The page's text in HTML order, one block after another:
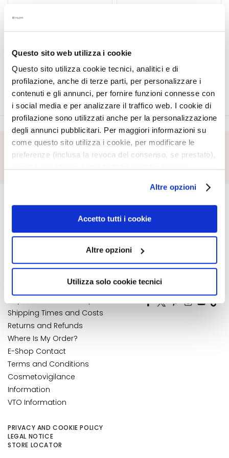
Questo sito web utilizza i cookie
Questo sito utilizza cookie tecnici, analitici e di
profilazione, anche di terze parti, per personalizzare i
contenuti e gli annunci, per fornire funzioni connesse con
i social media e per analizzare il traffico web. I cookie di
profilazione sono utilizzati anche per la personalizzazione
degli annunci pubblicitari. Per maggiori informazioni su
come questo sito utilizza i cookie, per modificare le
preferenze (inclusa la revoca del consenso, se prestato),
l’informativa cookie completa e l’informativa privacy
disponibiliqui. Le ricordiamo che, qualora clicchi su
“Utilizza solo i cookie necessari”, non sarà installato
quelli tecnici. Cliccando su “Accetto tutti i cookie”,
presterà il consenso all’installazione di tutti i cookie
utilizzati dal sito. Cliccando su “Altre opzioni”, potrà
scegliere, in modo più granulare, quali cookie
Altre opzioni
Accetto tutti i cookie
Altre opzioni
Utilizza solo cookie tecnici
t
e
s
C
a
n
s
e
r
M
k
a
n
E
x
f
o
l
i
a
t
o
r
S
e
FRESHNESS DEO 48 HRS
Fast-absorbing
antiperspirant spray
DEODORANT 48 HRS
Dry spray instantly
absorbed no alcohol
SUBSCRIBE FOOTER
">Accessibility Statement
CUSTOMER CARE
Shipping Times and Costs
Returns and Refunds
Where Is My Order?
E-Shop Contact
Terms and Conditions
Cosmetovigilance
Information
VTO Information
PRIVACY AND COOKIE POLICY
LEGAL NOTICE
STORE LOCATOR
MY PROFILE
Address Book
My Orders
My Wishlist
My Returns
NUMBER 1